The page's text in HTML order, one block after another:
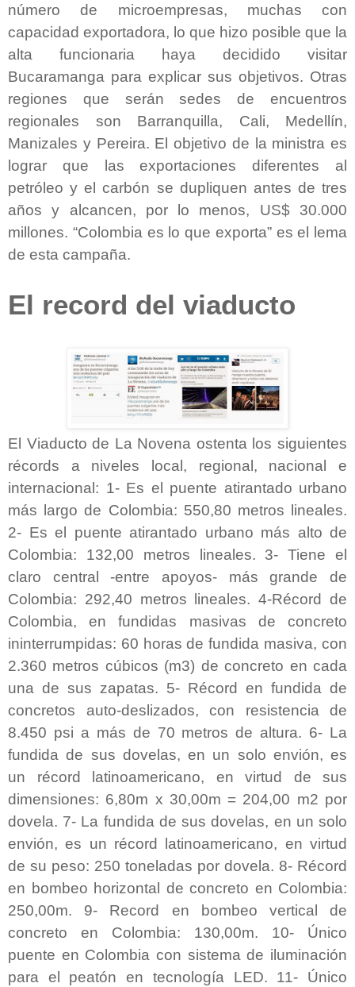
número de microempresas, muchas con
capacidad exportadora, lo que hizo posible que la
alta funcionaria haya decidido visitar
Bucaramanga para explicar sus objetivos. Otras
regiones que serán sedes de encuentros
regionales son Barranquilla, Cali, Medellín,
Manizales y Pereira. El objetivo de la ministra es
lograr que las exportaciones diferentes al
petróleo y el carbón se dupliquen antes de tres
años y alcancen, por lo menos, US$ 30.000
millones. “Colombia es lo que exporta” es el lema
de esta campaña.
El record del viaducto
El Viaducto de La Novena ostenta los siguientes
récords a niveles local, regional, nacional e
internacional: 1- Es el puente atirantado urbano
más largo de Colombia: 550,80 metros lineales.
2- Es el puente atirantado urbano más alto de
Colombia: 132,00 metros lineales. 3- Tiene el
claro central -entre apoyos- más grande de
Colombia: 292,40 metros lineales. 4-Récord de
Colombia, en fundidas masivas de concreto
ininterrumpidas: 60 horas de fundida masiva, con
2.360 metros cúbicos (m3) de concreto en cada
una de sus zapatas. 5- Récord en fundida de
concretos auto-deslizados, con resistencia de
8.450 psi a más de 70 metros de altura. 6- La
fundida de sus dovelas, en un solo envión, es
un récord latinoamericano, en virtud de sus
dimensiones: 6,80m x 30,00m = 204,00 m2 por
dovela. 7- La fundida de sus dovelas, en un solo
envión, es un récord latinoamericano, en virtud
de su peso: 250 toneladas por dovela. 8- Récord
en bombeo horizontal de concreto en Colombia:
250,00m. 9- Record en bombeo vertical de
concreto en Colombia: 130,00m. 10- Único
puente en Colombia con sistema de iluminación
para el peatón en tecnología LED.
11- Único